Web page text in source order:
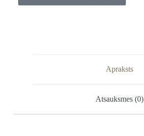
Apraksts
Atsauksmes (0)